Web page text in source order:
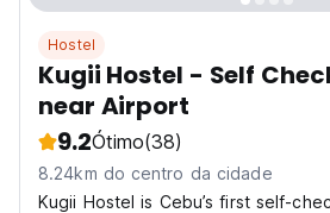
Hostel
Kugii Hostel - Self
near Airport
9.2Ótimo(38)
8.24km do centro da cidade
Kugii Hostel is Cebu’s first self-